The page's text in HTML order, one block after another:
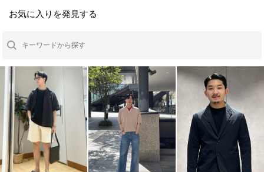
お気に入りを発見する